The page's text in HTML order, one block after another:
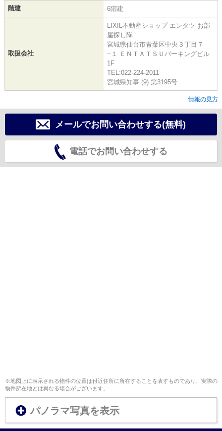
階建 6階建
取扱会社
LIXIL不動産ショップ エンタツ お部
屋探し隊
宮城県仙台市青葉区中央３丁目７
−１ ＥＮＴＡＴＳＵパーキングビル
1F
TEL:022-224-2011
宮城県知事 (9) 第3195号
情報の見方
メールでお問い合わせする(無料)
電話でお問い合わせする
※地図上に表示される物件の位置は付近住所に所在することを表すものであり、実際の
物件所在地とは異なる場合がございます。
パノラマ写真を表示